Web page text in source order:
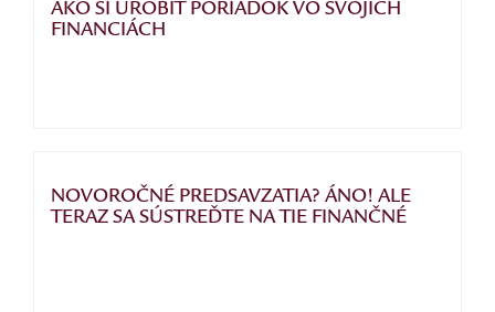
AKO SI UROBIŤ PORIADOK VO SVOJICH
FINANCIÁCH
NOVOROČNÉ PREDSAVZATIA? ÁNO! ALE
TERAZ SA SÚSTREĎTE NA TIE FINANČNÉ